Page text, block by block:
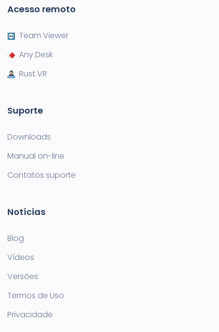
Acesso remoto
Team Viewer
Any Desk
Rust VR
Suporte
Downloads
Manual on-line
Contatos suporte
Notícias
Blog
Vídeos
Versões
Termos de Uso
Privacidade